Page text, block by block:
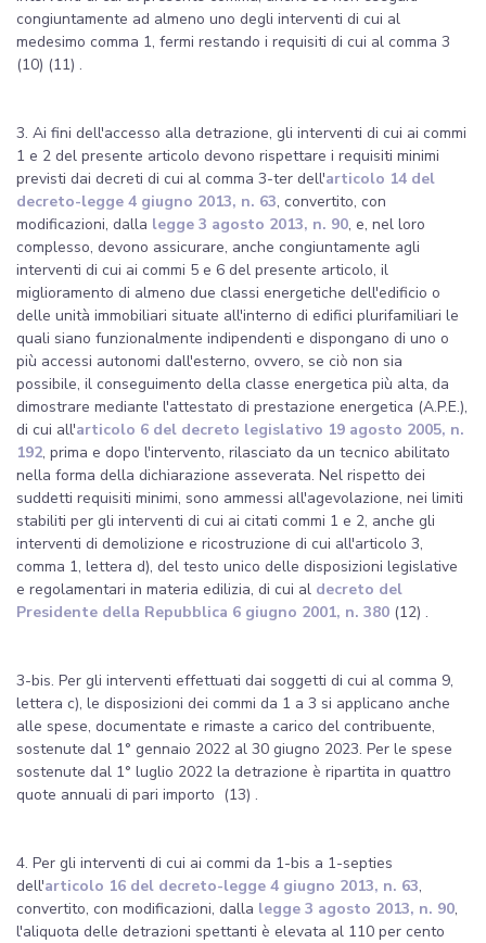
congiuntamente ad almeno uno degli interventi di cui al
medesimo comma 1, fermi restando i requisiti di cui al comma 3
(10) (11) .
3. Ai fini dell'accesso alla detrazione, gli interventi di cui ai commi
1 e 2 del presente articolo devono rispettare i requisiti minimi
previsti dai decreti di cui al comma 3-ter dell'articolo 14 del
decreto-legge 4 giugno 2013, n. 63, convertito, con
modificazioni, dalla legge 3 agosto 2013, n. 90, e, nel loro
complesso, devono assicurare, anche congiuntamente agli
interventi di cui ai commi 5 e 6 del presente articolo, il
miglioramento di almeno due classi energetiche dell'edificio o
delle unità immobiliari situate all'interno di edifici plurifamiliari le
quali siano funzionalmente indipendenti e dispongano di uno o
più accessi autonomi dall'esterno, ovvero, se ciò non sia
possibile, il conseguimento della classe energetica più alta, da
dimostrare mediante l'attestato di prestazione energetica (A.P.E.),
di cui all'articolo 6 del decreto legislativo 19 agosto 2005, n.
192, prima e dopo l'intervento, rilasciato da un tecnico abilitato
nella forma della dichiarazione asseverata. Nel rispetto dei
suddetti requisiti minimi, sono ammessi all'agevolazione, nei limiti
stabiliti per gli interventi di cui ai citati commi 1 e 2, anche gli
interventi di demolizione e ricostruzione di cui all'articolo 3,
comma 1, lettera d), del testo unico delle disposizioni legislative
e regolamentari in materia edilizia, di cui al decreto del
Presidente della Repubblica 6 giugno 2001, n. 380 (12) .
3-bis. Per gli interventi effettuati dai soggetti di cui al comma 9,
lettera c), le disposizioni dei commi da 1 a 3 si applicano anche
alle spese, documentate e rimaste a carico del contribuente,
sostenute dal 1° gennaio 2022 al 30 giugno 2023. Per le spese
sostenute dal 1° luglio 2022 la detrazione è ripartita in quattro
quote annuali di pari importo (13) .
4. Per gli interventi di cui ai commi da 1-bis a 1-septies
dell'articolo 16 del decreto-legge 4 giugno 2013, n. 63,
convertito, con modificazioni, dalla legge 3 agosto 2013, n. 90,
l'aliquota delle detrazioni spettanti è elevata al 110 per cento